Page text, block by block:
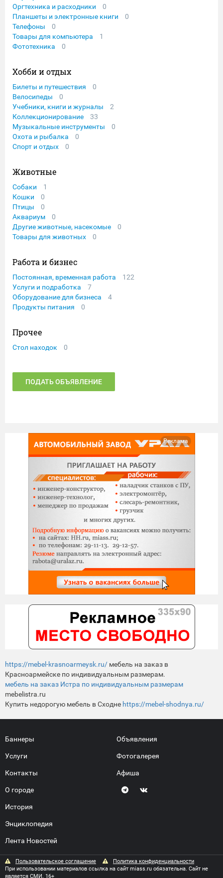
Оргтехника и расходники
0
Планшеты и электронные книги
0
Телефоны
0
Товары для компьютера
1
Фототехника
0
Хобби и отдых
Билеты и путешествия
0
Велосипеды
0
Учебники, книги и журналы
2
Коллекционирование
33
Музыкальные инструменты
0
Охота и рыбалка
0
Спорт и отдых
0
Животные
Собаки
1
Кошки
0
Птицы
0
Аквариум
0
Другие животные, насекомые
0
Товары для животных
0
Работа и бизнес
Постоянная, временная работа
122
Услуги и подработка
7
Оборудование для бизнеса
4
Продукты питания
0
Прочее
Стол находок 0
ПОДАТЬ ОБЪЯВЛЕНИЕ
Реклама
https://mebel-krasnoarmeysk.ru/ мебель на заказ в
Красноармейске по индивидуальным размерам.
мебель на заказ Истра по индивидуальным размерам
mebelistra.ru
Купить недорогую мебель в Сходне https://mebel-shodnya.ru/
Баннеры
Услуги
Контакты
О городе
История
Энциклопедия
Лента Новостей
Объявления
Фотогалерея
Афиша
Пользовательское соглашение
Политика конфиденциальности
При использовании материалов ссылка на сайт miass.ru обязательна. Сайт не
является СМИ. 16+